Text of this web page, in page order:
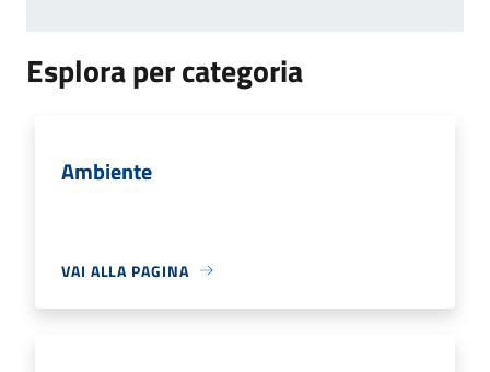
Esplora per categoria
Ambiente
VAI ALLA PAGINA